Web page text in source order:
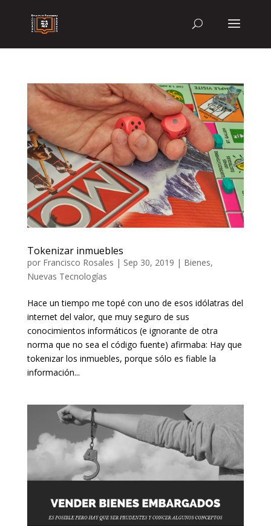
Tokenizar inmuebles
por Francisco Rosales | Sep 30, 2019 | Bienes,
Nuevas Tecnologías
Hace un tiempo me topé con uno de esos idólatras del
internet del valor, que muy seguro de sus
conocimientos informáticos (e ignorante de otra
norma que no sea el código fuente) afirmaba: Hay que
tokenizar los inmuebles, porque sólo es fiable la
información...